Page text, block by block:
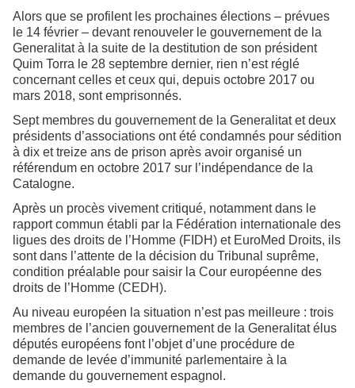
Alors que se profilent les prochaines élections – prévues
le 14 février – devant renouveler le gouvernement de la
Generalitat à la suite de la destitution de son président
Quim Torra le 28 septembre dernier, rien n’est réglé
concernant celles et ceux qui, depuis octobre 2017 ou
mars 2018, sont emprisonnés.
Sept membres du gouvernement de la Generalitat et deux
présidents d’associations ont été condamnés pour sédition
à dix et treize ans de prison après avoir organisé un
référendum en octobre 2017 sur l’indépendance de la
Catalogne.
Après un procès vivement critiqué, notamment dans le
rapport commun établi par la Fédération internationale des
ligues des droits de l’Homme (FIDH) et EuroMed Droits, ils
sont dans l’attente de la décision du Tribunal suprême,
condition préalable pour saisir la Cour européenne des
droits de l’Homme (CEDH).
Au niveau européen la situation n’est pas meilleure : trois
membres de l’ancien gouvernement de la Generalitat élus
députés européens font l’objet d’une procédure de
demande de levée d’immunité parlementaire à la
demande du gouvernement espagnol.